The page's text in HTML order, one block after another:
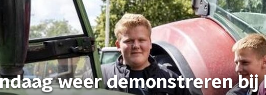
weer demonstreren bij